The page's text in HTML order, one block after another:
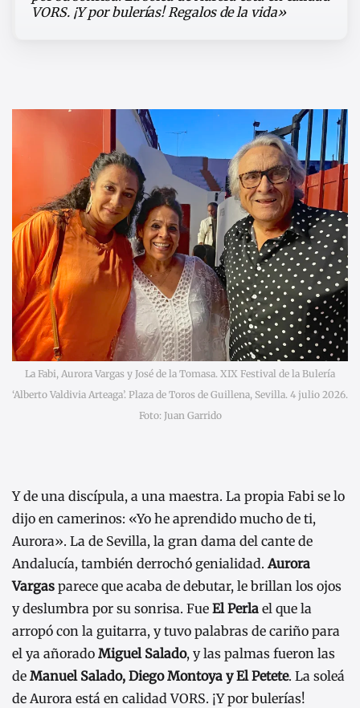
VORS. ¡Y por bulerías! Regalos de la vida»
La Fabi, Aurora Vargas y José de la Tomasa. XIX Festival de la Bulería
‘Alberto Valdivia Arteaga’. Plaza de Toros de Guillena, Sevilla. 4 julio 2026.
Foto: Juan Garrido
Y de una discípula, a una maestra. La propia Fabi se lo
dijo en camerinos: «Yo he aprendido mucho de ti,
Aurora». La de Sevilla, la gran dama del cante de
Andalucía, también derrochó genialidad.Aurora
Vargas parece que acaba de debutar, le brillan los ojos
y deslumbra por su sonrisa. Fue El Perla el que la
arropó con la guitarra, y tuvo palabras de cariño para
el ya añorado Miguel Salado, y las palmas fueron las
de Manuel Salado, Diego Montoya y El Petete. La soleá
de Aurora está en calidad VORS. ¡Y por bulerías!